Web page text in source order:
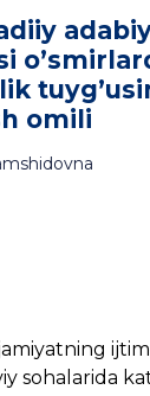
omili
sohalarida